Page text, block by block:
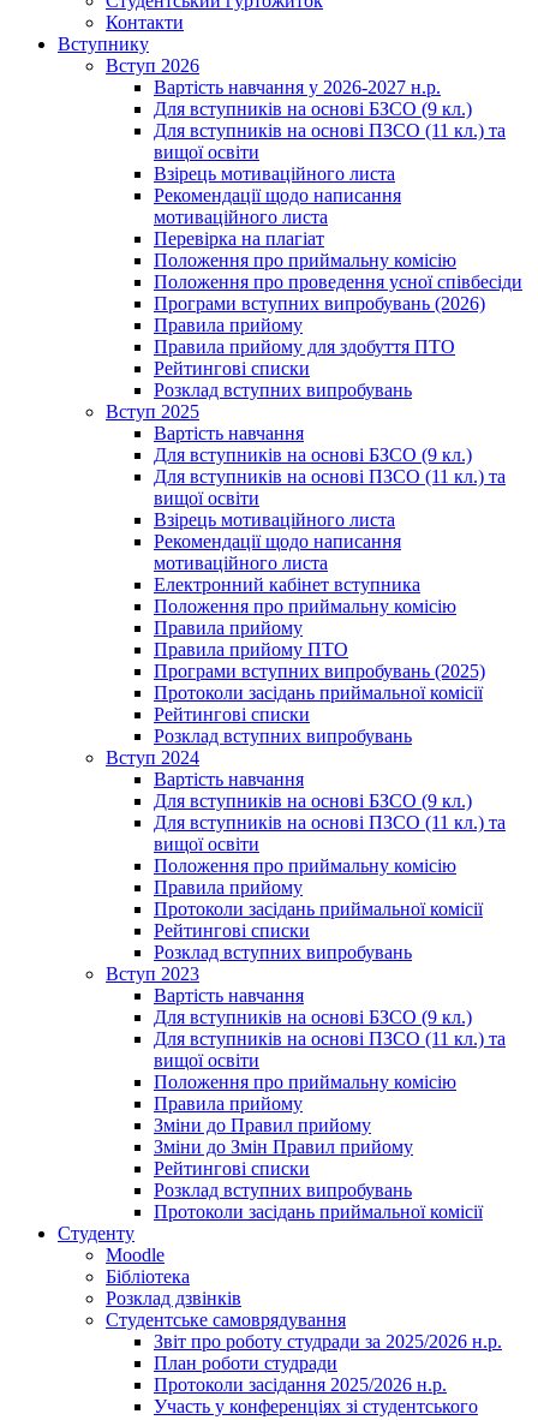
Контакти
Вступнику
Вступ 2026
Вартість навчання у 2026-2027 н.р.
Для вступників на основі БЗСО (9 кл.)
Для вступників на основі ПЗСО (11 кл.) та
вищої освіти
Взірець мотиваційного листа
Рекомендації щодо написання
мотиваційного листа
Перевірка на плагіат
Положення про приймальну комісію
Положення про проведення усної співбесіди
Програми вступних випробувань (2026)
Правила прийому
Правила прийому для здобуття ПТО
Рейтингові списки
Розклад вступних випробувань
Вступ 2025
Вартість навчання
Для вступників на основі БЗСО (9 кл.)
Для вступників на основі ПЗСО (11 кл.) та
вищої освіти
Взірець мотиваційного листа
Рекомендації щодо написання
мотиваційного листа
Електронний кабінет вступника
Положення про приймальну комісію
Правила прийому
Правила прийому ПТО
Програми вступних випробувань (2025)
Протоколи засідань приймальної комісії
Рейтингові списки
Розклад вступних випробувань
Вступ 2024
Вартість навчання
Для вступників на основі БЗСО (9 кл.)
Для вступників на основі ПЗСО (11 кл.) та
вищої освіти
Положення про приймальну комісію
Правила прийому
Протоколи засідань приймальної комісії
Рейтингові списки
Розклад вступних випробувань
Вступ 2023
Вартість навчання
Для вступників на основі БЗСО (9 кл.)
Для вступників на основі ПЗСО (11 кл.) та
вищої освіти
Положення про приймальну комісію
Правила прийому
Зміни до Правил прийому
Зміни до Змін Правил прийому
Рейтингові списки
Розклад вступних випробувань
Протоколи засідань приймальної комісії
Студенту
Moodle
Бібліотека
Розклад дзвінків
Студентське самоврядування
Звіт про роботу студради за 2025/2026 н.р.
План роботи студради
Протоколи засідання 2025/2026 н.р.
Участь у конференціях зі студентського